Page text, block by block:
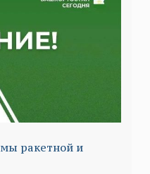
ракетной и